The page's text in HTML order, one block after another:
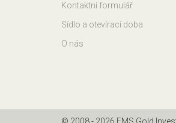
Kontaktní formulář
Sídlo a otevírací doba
O nás